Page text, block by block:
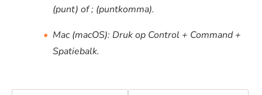
(punt) of ; (puntkomma).
Mac (macOS): Druk op Control + Command +
Spatiebalk.